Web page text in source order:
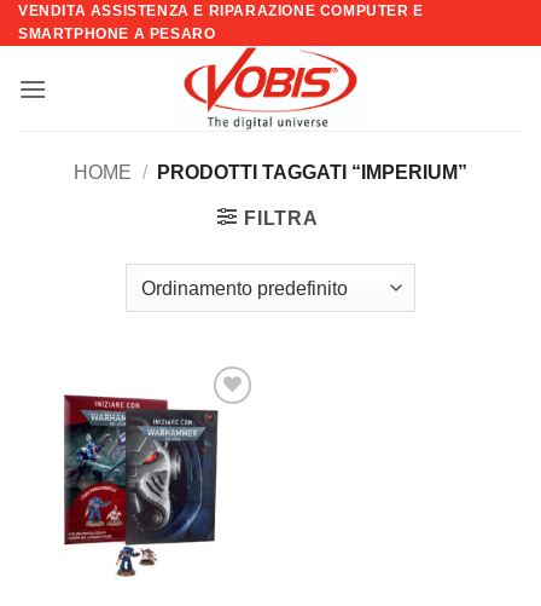
Salta
ai
VENDITA ASSISTENZA E RIPARAZIONE COMPUTER E
SMARTPHONE A PESARO
HOME / PRODOTTI TAGGATI “IMPERIUM”
FILTRA
Aggiungi
alla lista
dei
desideri